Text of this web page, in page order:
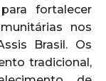
fortalecer
nos
Brasil. Os
tradicional,